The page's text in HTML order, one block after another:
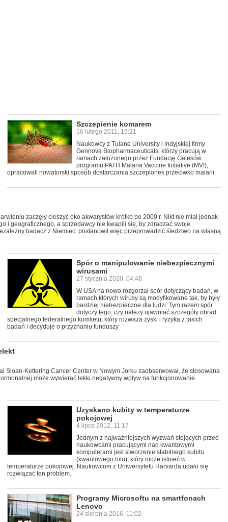
Szczepienie komarem
16 lutego 2011, 15:21
Naukowcy z Tulane University i indyjskiej firmy
Gennova Biopharmaceuticals, którzy pracują w
ramach założonego przez Fundację Gatesów
programu PATH Malaria Vaccine Initiative (MVI),
opracowali nowatorski sposób dostarczania szczepionek przeciwko malarii.
zaczęły cieszyć oko akwarystów krótko po 2000 r. Nikt nie miał jednak
i geograficznego, a sprzedawcy nie kwapili się, by zdradzać swoje
badacz z Niemiec, postanowił więc przeprowadzić śledztwo na własną
Spór o manipulowanie niebezpiecznymi
wirusami
27 stycznia 2020, 04:48
W USA na nowo rozgorzał spór dotyczący badań, w
ramach których wirusy są modyfikowane tak, by były
bardziej niebezpieczne dla ludzi. Tym razem spór
dotyczy tego, czy należy ujawniać szczegóły obrad
specjalnego federalnego komitetu, który rozważa zyski i ryzyka z takich
badań i decyduje o przyznaniu funduszy
Sloan-Kettering Cancer Center w Nowym Jorku zaobserwował, że stosowana
może wywierać lekki negatywny wpływ na funkcjonowanie
Uzyskano kubity w temperaturze
pokojowej
4 lipca 2012, 11:17
Jednym z najważniejszych wyzwań stojących przed
naukowcami pracującymi nad kwantowymi
komputerami jest stworzenie stabilnego kubitu
(kwantowego bitu), który może istnieć w
temperaturze pokojowej. Naukowcom z Uniwersytetu Harvarda udało się
rozwiązać ten problem.
Programy Microsoftu na smartfonach
Lenovo
24 sierpnia 2016, 11:02